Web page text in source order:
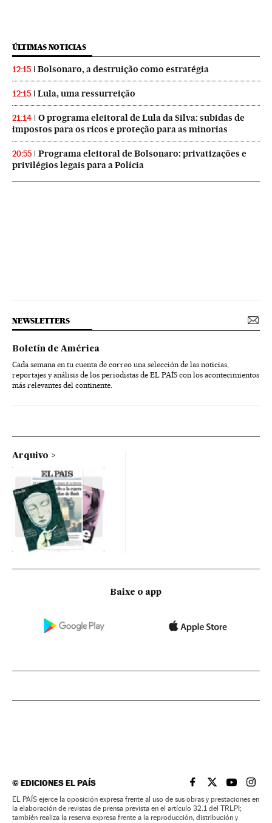
ÚLTIMAS NOTICIAS
12:15 Bolsonaro, a destruição como estratégia
12:15 Lula, uma ressurreição
21:14
O programa eleitoral de Lula da Silva: subidas de
impostos para os ricos e proteção para as minorias
20:55
Programa eleitoral de Bolsonaro: privatizações e
privilégios legais para a Polícia
NEWSLETTERS
Boletín de América
Cada semana en tu cuenta de correo una selección de las noticias,
reportajes y análisis de los periodistas de EL PAÍS con los acontecimientos
más relevantes del continente.
Arquivo
Baixe o app
©EDICIONES EL PAÍS EL PAÍS BRASIL EN
EL PAÍSEL PAÍS
EL
EL PAÍS ejerce la oposición expresa frente al uso de sus obras y prestaciones en
la elaboración de revistas de prensa prevista en el artículo 32.1 del TRLPI;
también realiza la reserva expresa frente a la reproducción, distribución y